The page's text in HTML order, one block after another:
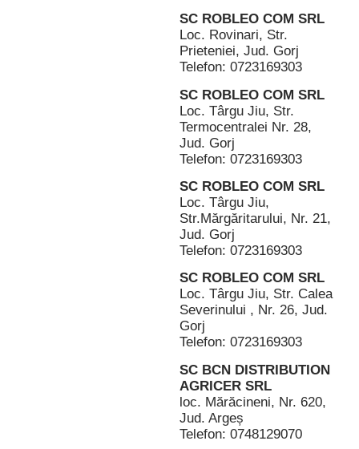
SC ROBLEO COM SRL
Loc. Rovinari, Str.
Prieteniei, Jud. Gorj
Telefon: 0723169303
SC ROBLEO COM SRL
Loc. Târgu Jiu, Str.
Termocentralei Nr. 28,
Jud. Gorj
Telefon: 0723169303
SC ROBLEO COM SRL
Loc. Târgu Jiu,
Str.Mărgăritarului, Nr. 21,
Jud. Gorj
Telefon: 0723169303
SC ROBLEO COM SRL
Loc. Târgu Jiu, Str. Calea
Severinului , Nr. 26, Jud.
Gorj
Telefon: 0723169303
SC BCN DISTRIBUTION
AGRICER SRL
loc. Mărăcineni, Nr. 620,
Jud. Argeș
Telefon: 0748129070